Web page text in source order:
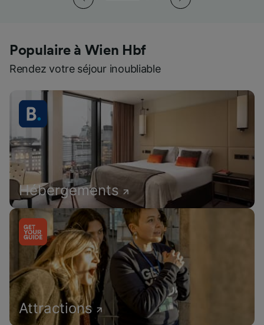
Populaire à Wien Hbf
Rendez votre séjour inoubliable
Hébergements
Attractions